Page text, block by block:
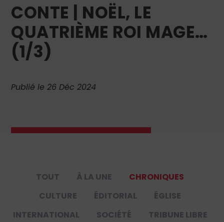
CONTE | NOËL, LE
QUATRIÈME ROI MAGE…
(1/3)
Publié le 26 Déc 2024
TOUT À LA UNE
CHRONIQUES
CULTURE
ÉDITORIAL
ÉGLISE
INTERNATIONAL
SOCIÉTÉ TRIBUNE LIBRE